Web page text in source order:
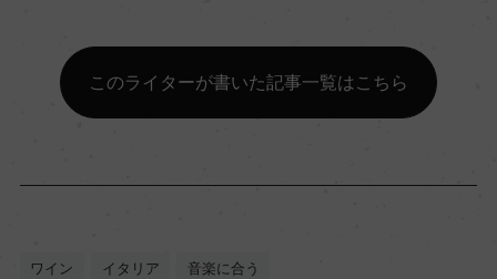
このライターが書いた記事一覧はこちら
ワイン イタリア 音楽に合う